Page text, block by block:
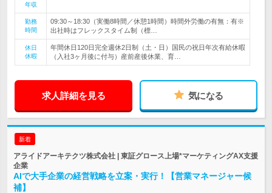
年収
勤務
時間
09:30～18:30（実働8時間／休憩1時間）時間外労働の有無：有※
出社時はフレックスタイム制（標…
休日
休暇
年間休日120日完全週休2日制（土・日）国民の祝日年次有給休暇
（入社3ヶ月後に付与）産前産後休業、育…
求人詳細を見る 気になる
新着
アライドアーキテクツ株式会社 | 東証グロース上場*マーケティングAX支援
企業
AIで大手企業の経営戦略を立案・実行！【営業マネージャー候
補】